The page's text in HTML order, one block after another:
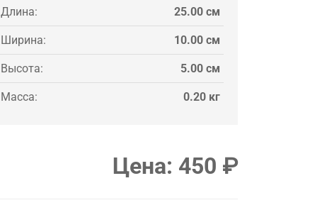
Длина: 25.00 см
Ширина: 10.00 см
Высота: 5.00 см
Масса: 0.20 кг
Цена: 450 ₽